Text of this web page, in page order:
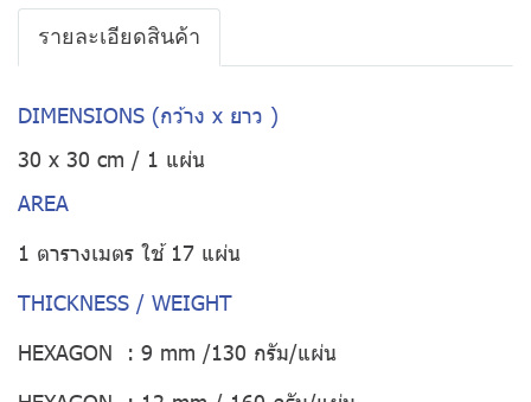
รายละเอียดสินค้า
DIMENSIONS (กว้าง x ยาว )
30 x 30 cm / 1 แผ่น
AREA
1 ตารางเมตร ใช้ 17 แผ่น
THICKNESS / WEIGHT
HEXAGON : 9 mm /130 กรัม/แผ่น